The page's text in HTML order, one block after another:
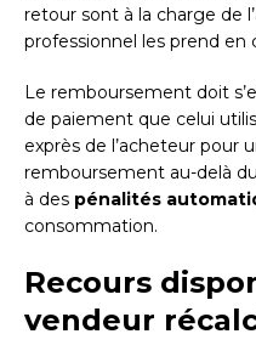
retour sont à la charge de
professionnel les prend
Le remboursement doit
de paiement que celui
exprès de l’acheteur pour
remboursement au-delà
à des pénalités
consommation.
Recours
vendeur